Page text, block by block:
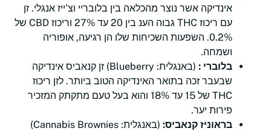
אינדיקה אשר נוצר מהכלאה בין בלובריי וצ’ייז אנגלי. זן
עם ריכוז THC גבוה הענ בין 20 עד 27% וריכוז CBD של
0.2%. השפעות השכיחות שלו הן רגיעה, אופוריה
ושמחה.
בלוברי :
(באנגלית: Blueberry) זן קנאביס אינדיקה
שבעבר זכה בתואר האינדיקה הטוב ביותר. לזן ריכוז
THC של 15 עד 18% והוא בעל טעם מתקתק המזכיר
פירות יער.
בראוניז קנאביס:
(באנגלית: Cannabis Brownies)